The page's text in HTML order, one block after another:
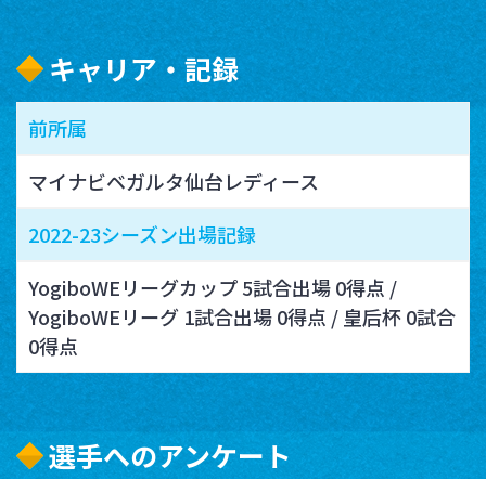
キャリア・記録
前所属
マイナビベガルタ仙台レディース
2022-23シーズン出場記録
YogiboWEリーグカップ 5試合出場 0得点 /
YogiboWEリーグ 1試合出場 0得点 / 皇后杯 0試合
0得点
選手へのアンケート